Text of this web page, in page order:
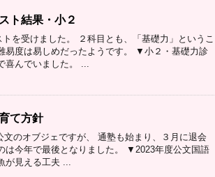
ト結果・小２
を受けました。 ２科目とも、「基礎力」というこ
易度は易しめだったようです。 ▼小２・基礎力診
喜んでいました。 ...
て方針
のオブジェですが、 通塾も始まり、３月に退会
は今年で最後となりました。 ▼2023年度公文国語
が見える工夫 ...